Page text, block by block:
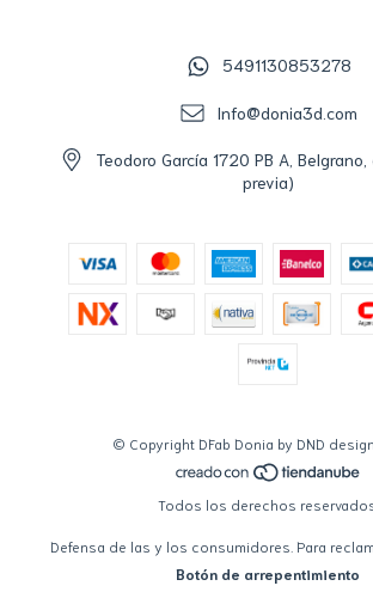
5491130853278
Info@donia3d.com
Teodoro García 1720 PB A,
previa)
© Copyright DFab Donia by DND
Todos los derechos
Defensa de las y los consumidores. Para
Botón de arrepentimiento